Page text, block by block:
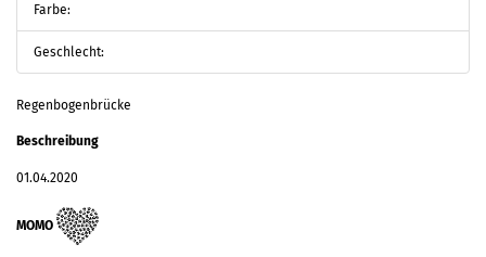
Farbe:
Geschlecht:
Regenbogenbrücke
Beschreibung
01.04.2020
MOMO